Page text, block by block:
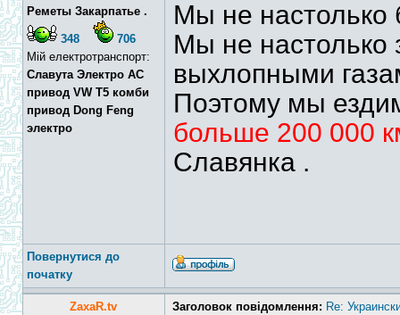
Реметы Закарпатье .
348
706
Мій електротранспорт:
Славута Электро АС
привод VW T5 комби
привод Dong Feng
электро
Мы не настолько
Мы не
выхлопными
Поэтому мы
больше 200 000
Славянка .
Повернутися до
початку
ZaxaR.tv Заголовок повідомлення: Re: